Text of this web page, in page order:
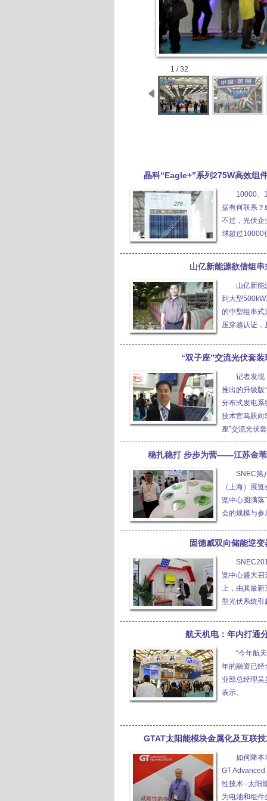
1 / 32
晶科“Eagle+”系列275W高效组
10000、
据有何联系？
不过，光伏企
球超过10000
山亿新能源欲借组
山亿新能
到大型
的中型组串式
压穿越认证
“双子座”交流光伏套
记者发现
推出的升级版
分布式发电系
技术官马跃向
座”交流光伏
稳扎稳打 步步为营——江苏金苇
SNEC第
（上海）展
览中心圆满
会的规模与参
固德威双向储能逆
览中心盛大
上，由其最新
型光伏系统引
航天机电：年内打通
“今年航
年的融资已经
业部总经理
表示。
GTAT太阳能模块金属化及互联
如何降本
GT
性技术--太阳
为电池和组